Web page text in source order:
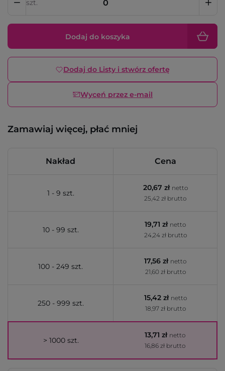
szt.
Dodaj do koszyka
Dodaj do Listy i stwórz ofertę
Wyceń przez e-mail
Zamawiaj więcej, płać mniej
Nakład Cena
1 - 9 szt.
20,67 zł netto
25,42 zł brutto
10 - 99 szt.
19,71 zł netto
24,24 zł brutto
100 - 249 szt.
17,56 zł netto
21,60 zł brutto
250 - 999 szt.
15,42 zł netto
18,97 zł brutto
> 1000 szt.
13,71 zł netto
16,86 zł brutto